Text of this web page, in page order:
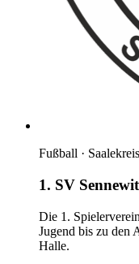
Fußball · Saalekreis
1. SV
Die 1.
Jugend bis zu den
Halle.